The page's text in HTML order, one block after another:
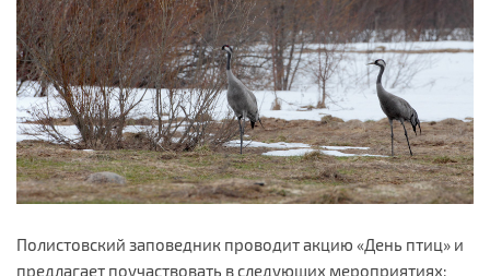
Полистовский заповедник проводит акцию «День птиц» и
предлагает поучаствовать в следующих мероприятиях: